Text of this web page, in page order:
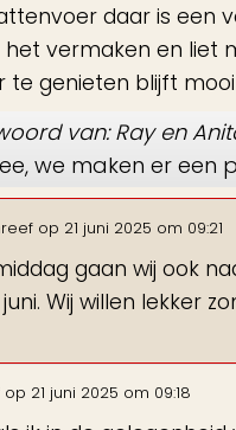
daar is een
vermaken en liet
genieten blijft
van: Ray en
we maken er een
op 21 juni 2025 om 09:21
gaan wij ook
Wij willen lekker
op 21 juni 2025 om 09:18